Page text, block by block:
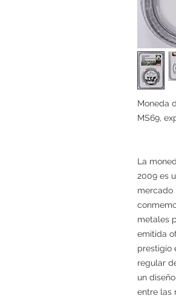
Moneda
MS69,
La
2009 es
mercado
metales
emitida
prestigio
regular
un
entre las